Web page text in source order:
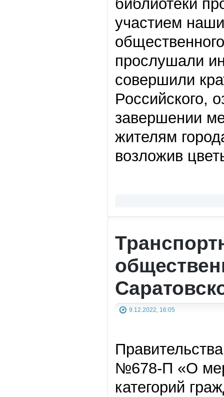
библиотеки
участием
прослушали
совершили
Российского,
завершении
жителям
возложив
9.12.2022, 16:05
№678-П «О
категорий